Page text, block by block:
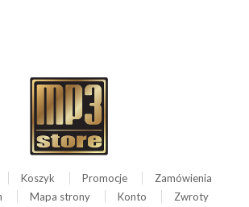
Koszyk Promocje
Zamówienia
Mapa strony Konto
Zwroty